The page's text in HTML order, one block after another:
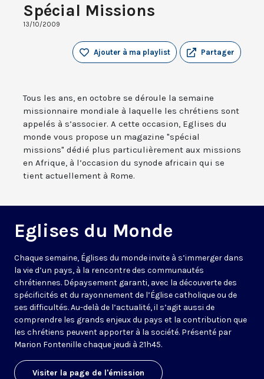
Spécial Missions
13/10/2009
Partager
Ajouter à ma playlist
Tous les ans, en octobre se déroule la semaine
missionnaire mondiale à laquelle les chrétiens sont
appelés à s’associer. A cette occasion, Eglises du
monde vous propose un magazine "spécial
missions" dédié plus particulièrement aux missions
en Afrique, à l’occasion du synode africain qui se
tient actuellement à Rome.
Eglises du Monde
Chaque semaine, Églises du monde invite à s’immerger dans
la vie d’un pays, à la rencontre des communautés
chrétiennes. Dépaysement garanti, avec la découverte des
spécificités et du rayonnement de l’Église catholique ou de
ses difficultés. Au-delà de l’actualité, il s’agit aussi de
comprendre les grands enjeux du pays et la contribution que
les chrétiens peuvent apporter à la société. Présenté par
Marion Fontenille chaque jeudi à 21h45.
Visiter la page de l'émission